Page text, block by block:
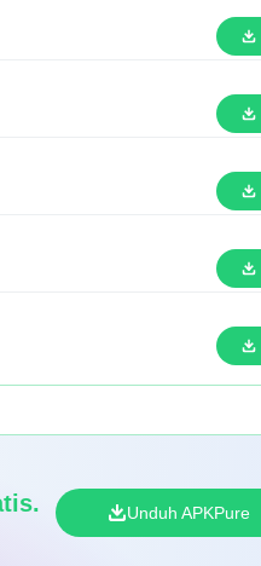
Unduh APKPure